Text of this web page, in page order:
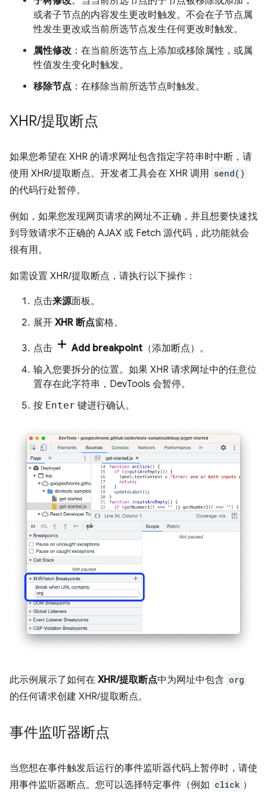
或者子节点的内容发生更改时触发。不会在子节点属
性发生更改或当前所选节点发生任何更改时触发。
属性修改 ：在当前所选节点上添加或移除属性，或属
性值发生变化时触发。
移除节点 ：在移除当前所选节点时触发。
XHR/提取断点
如果您希望在 XHR 的请求网址包含指定字符串时中断，请
使用 XHR/提取断点。开发者工具会在 XHR 调用 send()
的代码行处暂停。
例如，如果您发现网页请求的网址不正确，并且想要快速找
到导致请求不正确的 AJAX 或 Fetch 源代码，此功能就会
很有用。
如需设置 XHR/提取断点，请执行以下操作：
点击来源面板。
展开 XHR 断点窗格。
点击 Add breakpoint （添加断点）。
输入您要拆分的位置。如果 XHR 请求网址中的任意位
置存在此字符串，DevTools 会暂停。
按 Enter 键进行确认。
此示例展示了如何在 XHR/提取断点中为网址中包含 org
的任何请求创建 XHR/提取断点。
事件监听器断点
当您想在事件触发后运行的事件监听器代码上暂停时，请使
用事件监听器断点。您可以选择特定事件（例如 click ）